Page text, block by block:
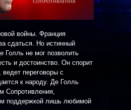
войны. Франция
сдаться. Но истинный
Голль не мог позволить
и достоинство. Он спорит
переговоры с
к народу. Де Голль
Сопротивления,
поддержкой лишь любимой